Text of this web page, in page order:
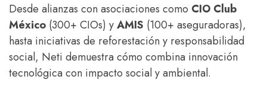
Desde alianzas con asociaciones como CIO Club
México (300+ CIOs) yAMIS (100+ aseguradoras),
hasta iniciativas de reforestación y responsabilidad
social, Neti demuestra cómo combina innovación
tecnológica con impacto social y ambiental.